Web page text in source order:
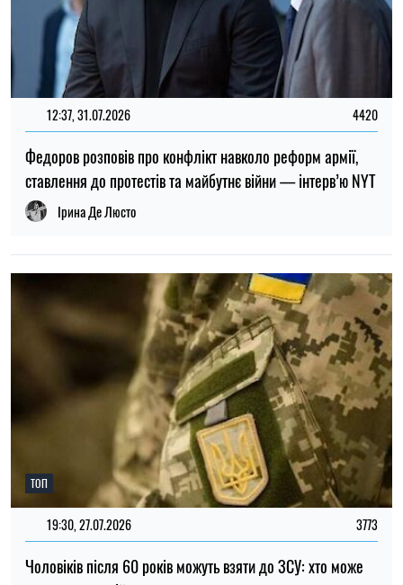
ТОП
19:30, 27.07.2026 3773
Чоловіків після 60 років можуть взяти до ЗСУ: хто може
потрапити до війська